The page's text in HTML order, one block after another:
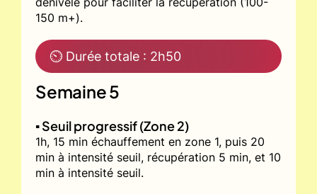
150 m+).
⏲ Durée totale : 2h50
Semaine 5
▪️ Seuil progressif (Zone 2)
1h, 15 min échauffement en zone 1, puis 20
min à intensité seuil, récupération 5 min, et 10
min à intensité seuil.